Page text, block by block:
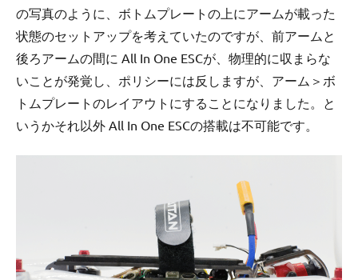
の写真のように、ボトムプレートの上にアームが載った
状態のセットアップを考えていたのですが、前アームと
後ろアームの間に All In One ESCが、物理的に収まらな
いことが発覚し、ポリシーには反しますが、アーム＞ボ
トムプレートのレイアウトにすることになりました。と
いうかそれ以外 All In One ESCの搭載は不可能です。